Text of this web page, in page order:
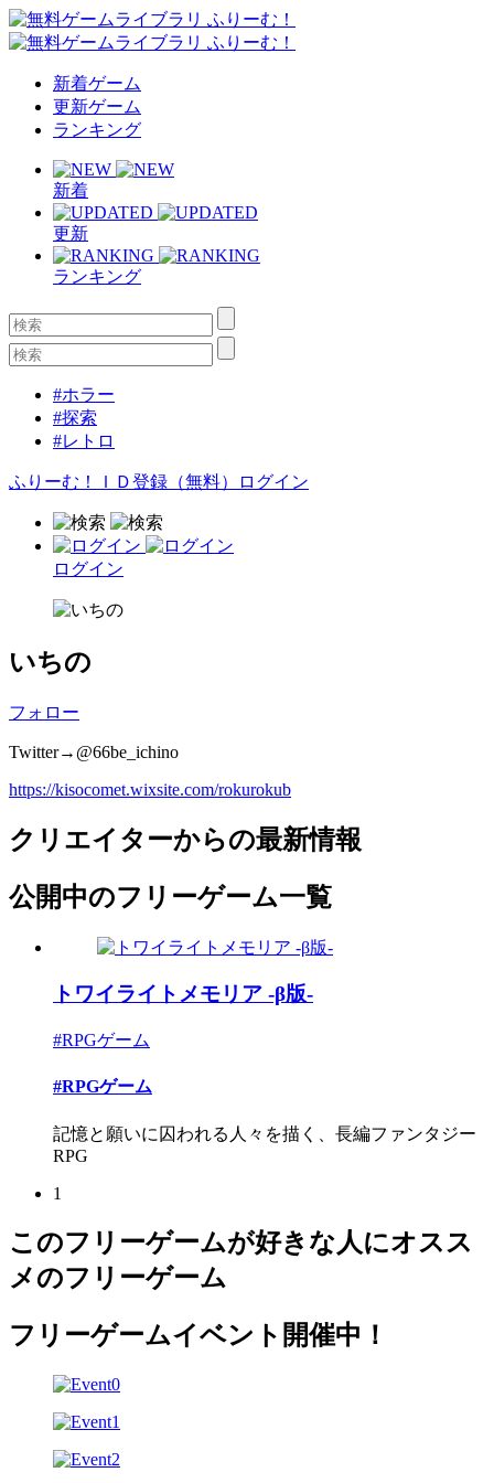
新着ゲーム
更新ゲーム
ランキング
新着
更新
ランキング
#ホラー
#探索
#レトロ
ふりーむ！ＩＤ登録（無料） ログイン
ログイン
いちの
フォロー
Twitter→@66be_ichino
https://kisocomet.wixsite.com/rokurokub
クリエイターからの最新情報
公開中のフリーゲーム一覧
トワイライトメモリア -β版-
#RPGゲーム
#RPGゲーム
記憶と願いに囚われる人々を描く、長編ファンタジー
RPG
1
このフリーゲームが好きな人にオスス
メのフリーゲーム
フリーゲームイベント開催中！